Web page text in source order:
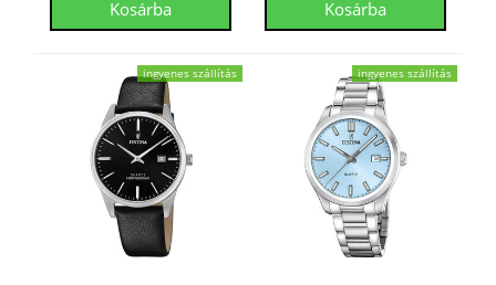
ingyenes szállítás ingyenes szállítás